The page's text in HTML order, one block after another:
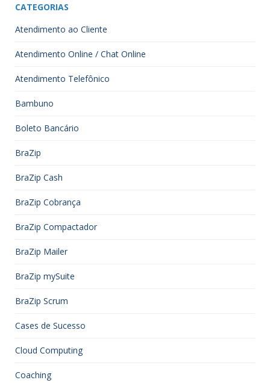
CATEGORIAS
Atendimento ao Cliente
Atendimento Online / Chat Online
Atendimento Telefônico
Bambuno
Boleto Bancário
BraZip
BraZip Cash
BraZip Cobrança
BraZip Compactador
BraZip Mailer
BraZip mySuite
BraZip Scrum
Cases de Sucesso
Cloud Computing
Coaching